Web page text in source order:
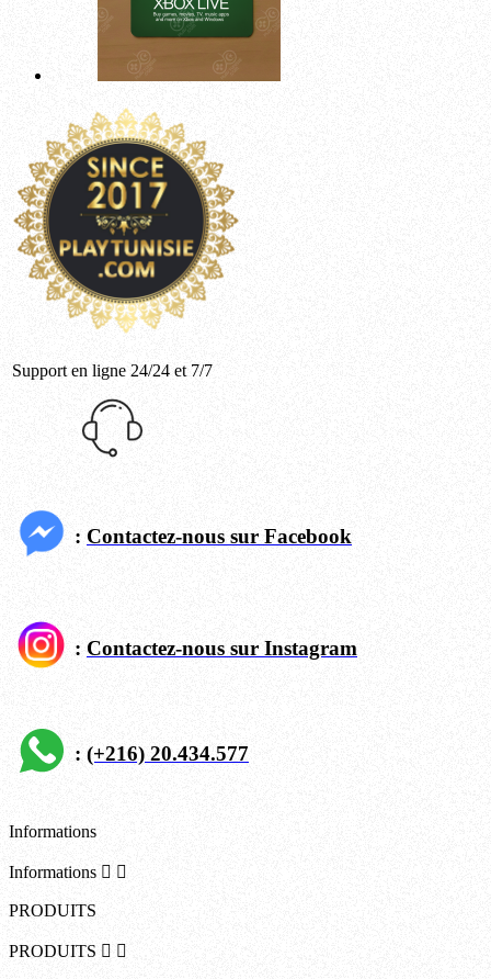
Support en ligne 24/24 et 7/7
: Contactez-nous sur Facebook
: Contactez-nous sur Instagram
: (+216) 20.434.577
Informations
Informations  
PRODUITS
PRODUITS  